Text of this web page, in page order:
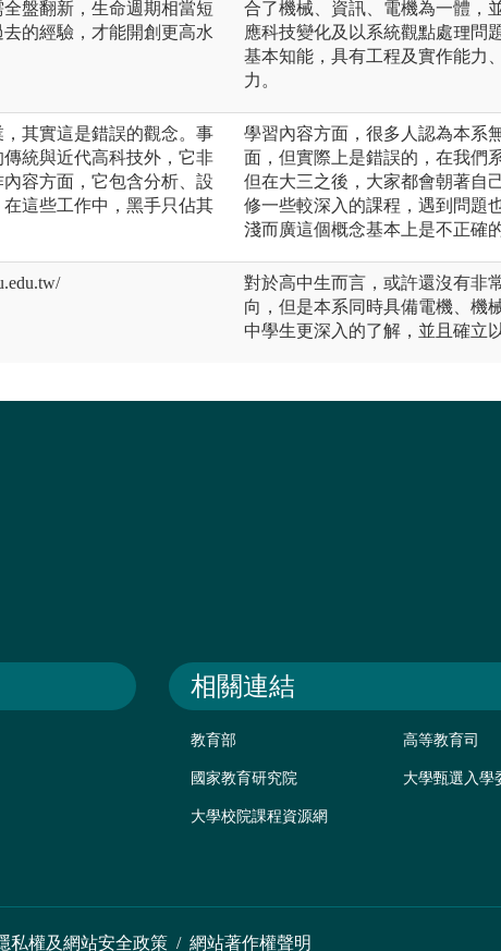
盤翻新，生命週期相當短
的經驗，才能開創更高水
合了機械、資訊、電機為一體，
應科技變化及以系統觀點處理問
基本知能，具有工程及實作能力
力。
其實這是錯誤的觀念。事
統與近代高科技外，它非
容方面，它包含分析、設
這些工作中，黑手只佔其
學習內容方面，很多人認為本系
面，但實際上是錯誤的，在我們
但在大三之後，大家都會朝著自
修一些較深入的課程，遇到問題
淺而廣這個概念基本上是不正確
對於高中生而言，或許還沒有非
向，但是本系同時具備電機、機
中學生更深入的了解，並且確立
相關連結
教育部 高等教育司
國家教育研究院 大學甄選入學
大學校院課程資源網
私權及網站安全政策 / 網站著作權聲明